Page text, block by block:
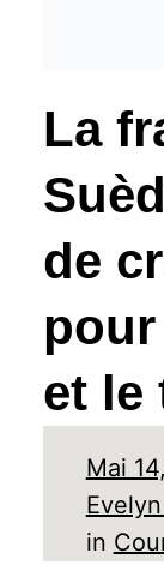
La
de
et le
Mai
in